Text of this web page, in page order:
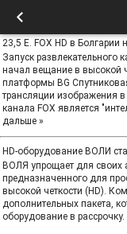
23,5 E. FOX HD в Болгарии
Запуск
начал вещание в высокой
платформы BG
трансляции изображения
канала FOX является
дальше »
HD-оборудование ВОЛИ
ВОЛЯ упрощает для своих
предназначенного для
высокой четкости (HD).
дополнительных пакета,
оборудование в рассрочку.